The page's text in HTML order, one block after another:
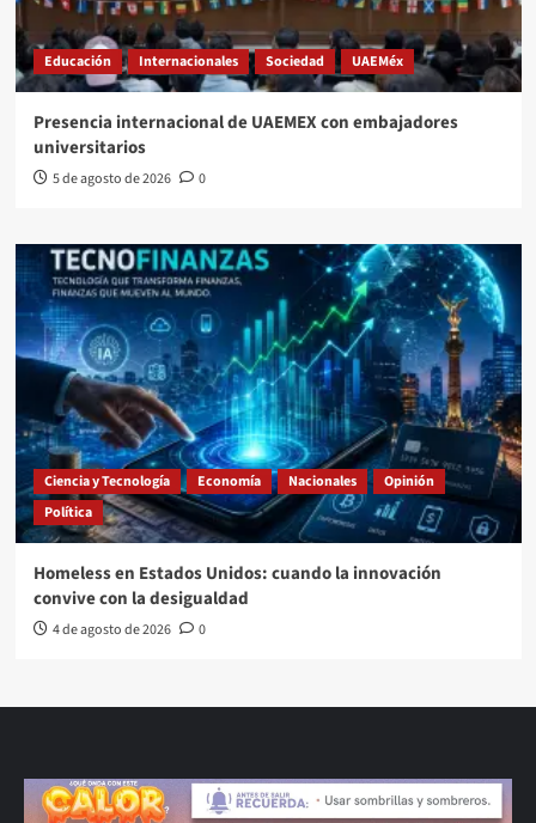
Educación Internacionales Sociedad UAEMéx
Presencia internacional de UAEMEX con embajadores
universitarios
5 de agosto de 2026 0
Ciencia y Tecnología Economía Nacionales
Opinión
Política
Homeless en Estados Unidos: cuando la innovación
convive con la desigualdad
4 de agosto de 2026 0